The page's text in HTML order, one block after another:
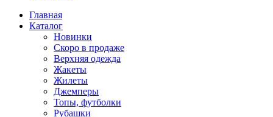
Главная
Каталог
Новинки
Скоро в продаже
Верхняя одежда
Жакеты
Жилеты
Джемперы
Топы, футболки
Рубашки